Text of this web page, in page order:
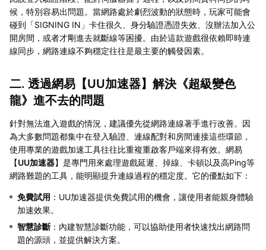
候，特別容易出問題。當網路處於劇烈波動的狀態時，玩家可能會
碰到「SIGNING IN」卡住很久、身分驗證憑證失效、沒辦法加入公
開房間，或者才剛進去就斷線等困擾。由於這款遊戲很依賴即時連
線同步，網路連線不夠穩定往往是最主要的觸發因素。
二. 透過網易【UU加速器】解決《超級變色
龍》進不去的問題
針對無法進入遊戲的情況，建議優先從網路連線著手進行改善。因
為大多數問題都集中在登入驗證、連線配對和房間連接這些環節，
使用專業的遊戲加速工具往往比重複重啟客戶端來得有效。網易
【UU加速器】是專門用來處理遊戲延遲、掉線、卡頓以及高Ping等
網路難題的工具，能明顯提升連線過程的穩定度。它的優點如下：
免費試用 ：UU加速器提供免費試用的機會，讓使用者能親身體驗
加速效果。
智慧診斷：內建智慧診斷功能，可以協助使用者快速找出網路問
題的源頭，並提供解決方案。